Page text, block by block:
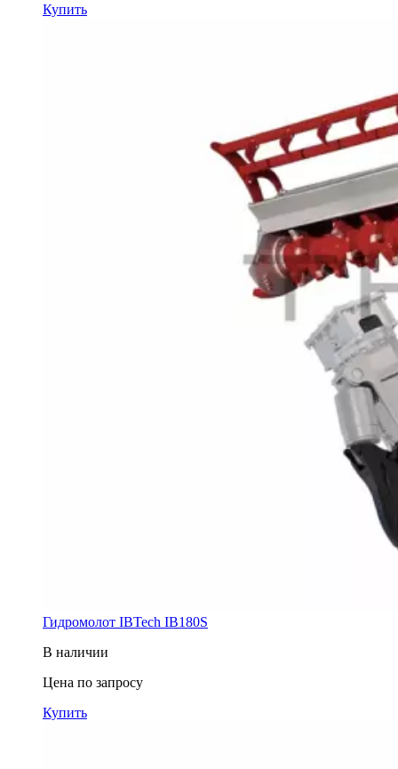
Купить
Гидромолот IBTech IB180S
В наличии
Цена по запросу
Купить